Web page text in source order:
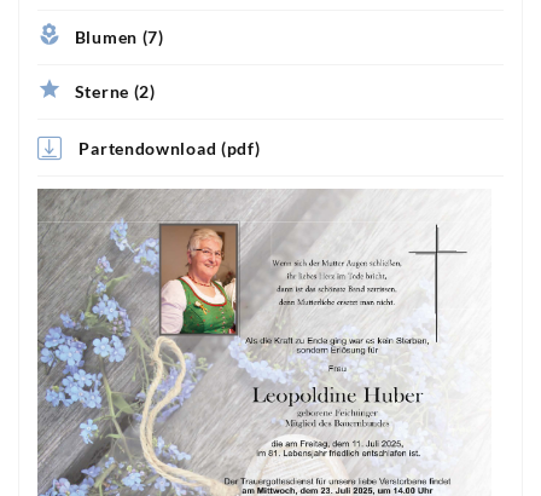
Blumen (7)
Sterne (2)
Partendownload (pdf)